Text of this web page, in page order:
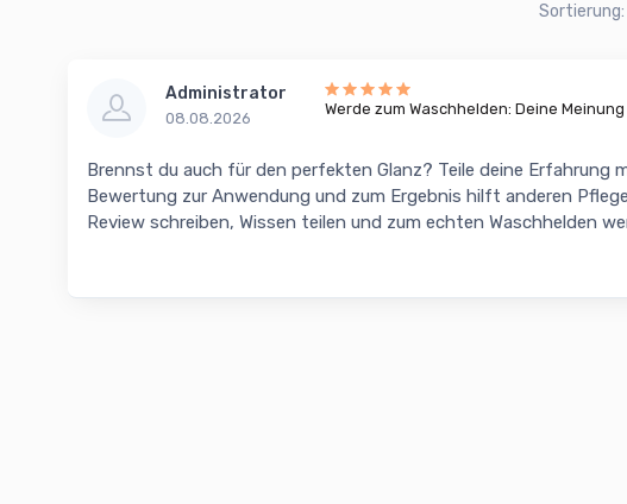
Sortierung:
Administrator
08.08.2026
Werde zum Waschhelden: Deine
Brennst du auch für den perfekten Glanz? Teile deine Erfahrung
Bewertung zur Anwendung und zum Ergebnis hilft anderen
Review schreiben, Wissen teilen und zum echten Waschhelden